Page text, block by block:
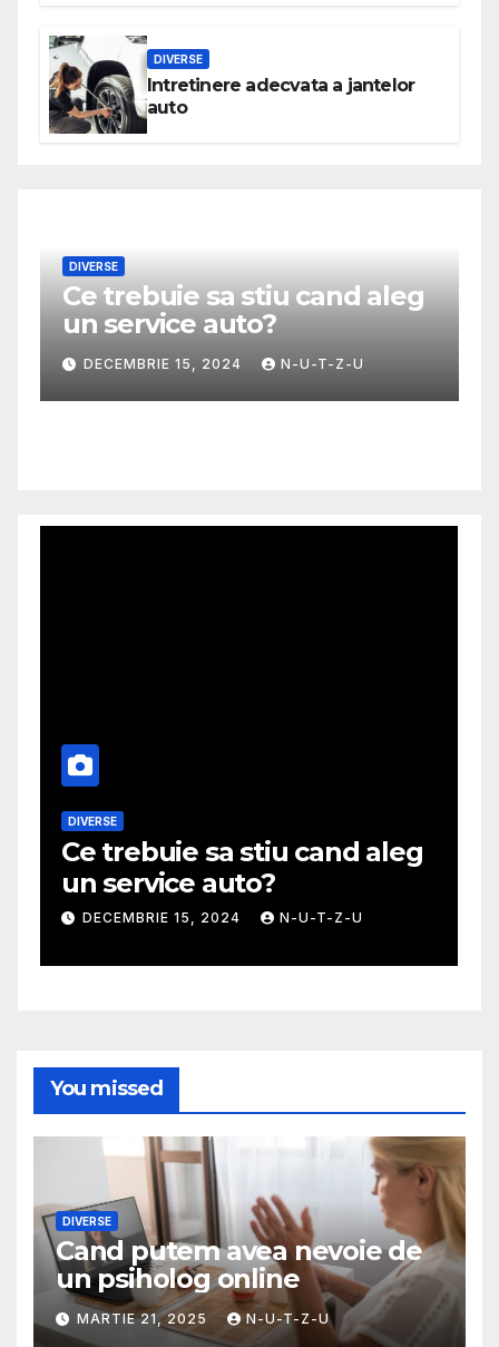
DIVERSE
Intretinere adecvata a jantelor
auto
Ghid util pentru a alege cea
mai potrivita fusta
aleg
Ghid util pentru a alege cea
mai potrivita fusta
NOIEMBRIE 30, 2024 N-U-T-Z-U
You missed
DIVERSE
Cand putem avea nevoie de
un psiholog online
MARTIE 21, 2025 N-U-T-Z-U